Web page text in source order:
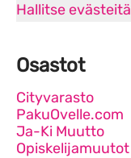
Hallitse evästeitä
Osastot
Cityvarasto
PakuOvelle.com
Ja-Ki Muutto
Opiskelijamuutot